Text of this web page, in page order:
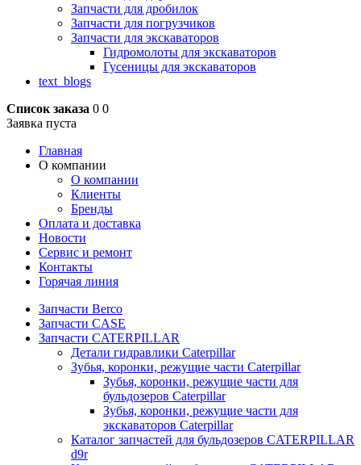
Запчасти для дробилок
Запчасти для погрузчиков
Запчасти для экскаваторов
Гидромолоты для экскаваторов
Гусеницы для экскаваторов
text_blogs
Список заказа 0 0
Заявка пуста
Главная
О компании
О компании
Клиенты
Бренды
Оплата и доставка
Новости
Сервис и ремонт
Контакты
Горячая линия
Запчасти Berco
Запчасти CASE
Запчасти CATERPILLAR
Детали гидравлики Caterpillar
Зубья, коронки, режущие части Caterpillar
Зубья, коронки, режущие части для
бульдозеров Caterpillar
Зубья, коронки, режущие части для
экскаваторов Caterpillar
Каталог запчастей для бульдозеров CATERPILLAR
d9r